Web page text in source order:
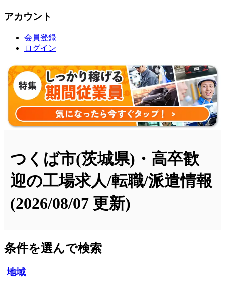
アカウント
会員登録
ログイン
つくば市(茨城県)・高卒歓
迎の工場求人/転職/派遣情報
(2026/08/07 更新)
条件を選んで検索
地域